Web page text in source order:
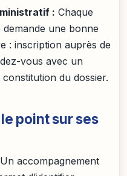
: Chaque
une bonne
: inscription auprès de
vous avec un
du dossier.
point sur ses
Un accompagnement